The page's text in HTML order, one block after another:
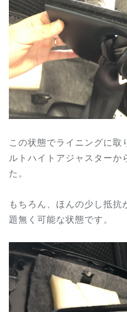
この状態でライニングに
ルトハイトアジャスターか
た。
もちろん、ほんの少し抵
題無く可能な状態です。